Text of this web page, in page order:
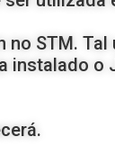
no STM.
instalado o